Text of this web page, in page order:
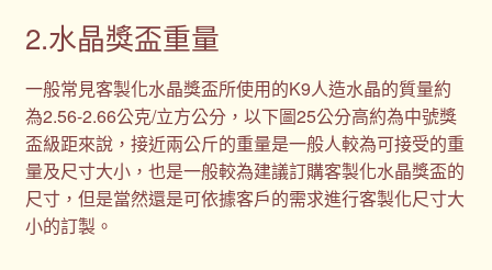
2.水晶獎盃重量
一般常見客製化水晶獎盃所使用的K9人造水晶的質量約
為2.56-2.66公克/立方公分，以下圖25公分高約為中號獎
盃級距來說，接近兩公斤的重量是一般人較為可接受的重
量及尺寸大小，也是一般較為建議訂購客製化水晶獎盃的
尺寸，但是當然還是可依據客戶的需求進行客製化尺寸大
小的訂製。